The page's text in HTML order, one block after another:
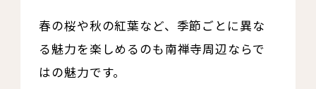
春の桜や秋の紅葉など、季節ごとに異な
る魅力を楽しめるのも南禅寺周辺ならで
はの魅力です。